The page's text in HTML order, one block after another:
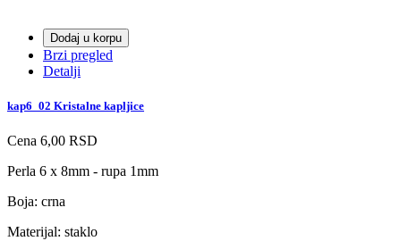
Dodaj u korpu
Brzi pregled
Detalji
kap6_02 Kristalne kapljice
Cena 6,00 RSD
Perla 6 x 8mm - rupa 1mm
Boja: crna
Materijal: staklo